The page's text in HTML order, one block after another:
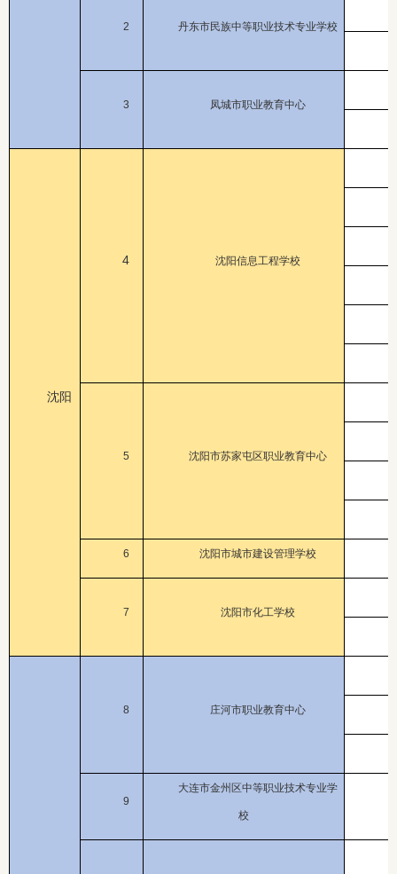
2 丹东市民族中等职业技术专业学校
3 凤城市职业教育中心
沈阳
4 沈阳信息工程学校
5 沈阳市苏家屯区职业教育中心
6 沈阳市城市建设管理学校
7
沈阳市化工学校
8 庄河市职业教育中心
9
大连市金州区中等职业技术专业学
校